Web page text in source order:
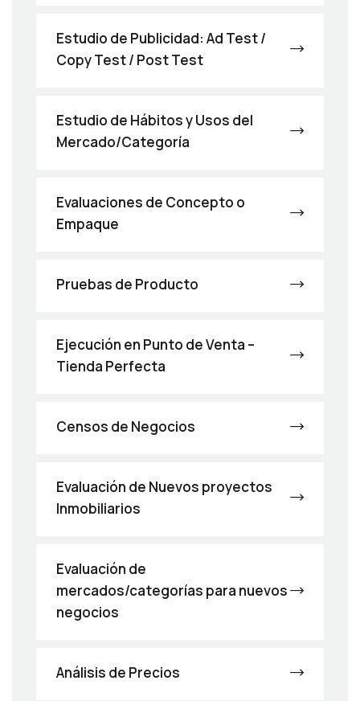
Estudio de Publicidad: Ad Test /
Copy Test / Post Test
Estudio de Hábitos y Usos del
Mercado/Categoría
Evaluaciones de Concepto o
Empaque
Pruebas de Producto
Ejecución en Punto de Venta –
Tienda Perfecta
Censos de Negocios
Evaluación de Nuevos proyectos
Inmobiliarios
Evaluación de
mercados/categorías para nuevos
negocios
Análisis de Precios